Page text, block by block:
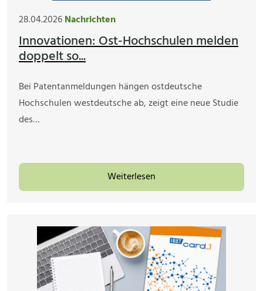
28.04.2026Nachrichten
Innovationen: Ost-Hochschulen melden
doppelt so...
Bei Patentanmeldungen hängen ostdeutsche
Hochschulen westdeutsche ab, zeigt eine neue Studie
des…
Weiterlesen